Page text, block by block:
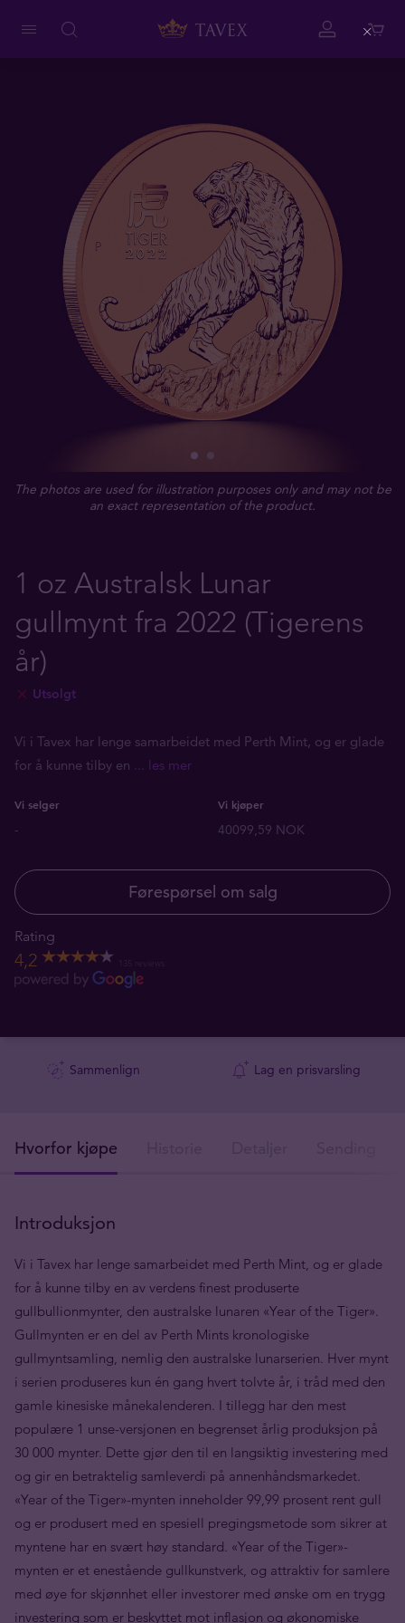
The photos are used for illustration purposes only and may not be
an exact representation of the product.
1 oz Australsk Lunar
gullmynt fra 2022 (Tigerens
år)
Utsolgt
Vi i Tavex har lenge samarbeidet med Perth Mint, og er glade
for å kunne tilby en ... les mer
Vi selger Vi kjøper
- 40099,59 NOK
Førespørsel om salg
Rating
4,2
Sammenlign Lag en prisvarsling
Hvorfor kjøpe
Introduksjon
Vi i Tavex har lenge samarbeidet med Perth Mint, og er glade
for å kunne tilby en av verdens finest produserte
gullbullionmynter, den australske lunaren «Year of the Tiger».
Gullmynten er en del av Perth Mints kronologiske
gullmyntsamling, nemlig den australske lunarserien. Hver mynt
i serien produseres kun én gang hvert tolvte år, i tråd med den
gamle kinesiske månekalenderen. I tillegg har den mest
populære 1 unse-versjonen en begrenset årlig produksjon på
30 000 mynter. Dette gjør den til en langsiktig investering med
og gir en betraktelig samleverdi på annenhåndsmarkedet.
«Year of the Tiger»-mynten inneholder 99,99 prosent rent gull
og er produsert med en spesiell pregingsmetode som sikrer at
myntene har en svært høy standard. «Year of the Tiger»-
mynten er et enestående gullkunstverk, og attraktiv for samlere
med øye for skjønnhet eller investorer med ønske om en trygg
investering som er beskyttet mot inflasjon og økonomiske
Close